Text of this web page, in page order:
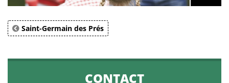
Saint-Germain des Prés
CONTACT